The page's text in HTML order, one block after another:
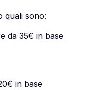
quali sono:
da 35€ in base
in base